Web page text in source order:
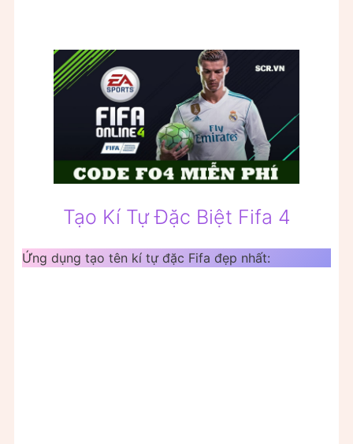
Tạo Kí Tự Đặc Biệt Fifa 4
Ứng dụng tạo tên kí tự đặc Fifa đẹp nhất: